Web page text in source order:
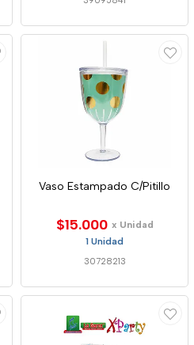
Vaso Estampado C/Pitillo
$15.000 x Unidad
1 Unidad
30728213